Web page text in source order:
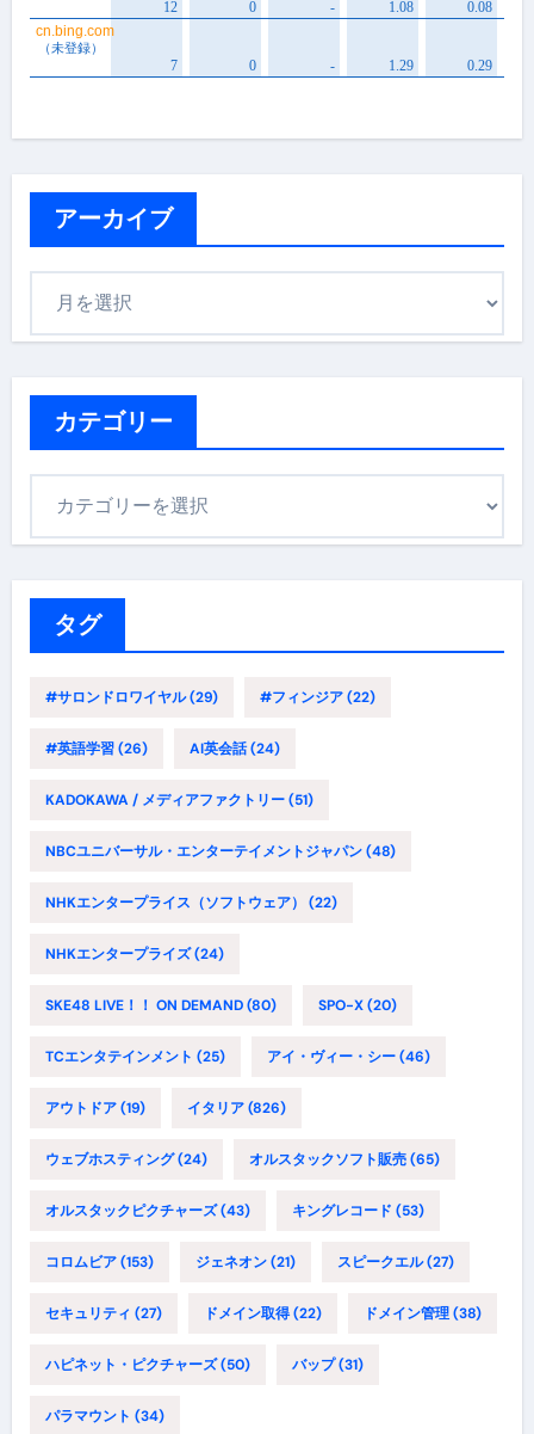
アーカイブ
カテゴリー
タグ
#サロンドロワイヤル(29) #フィンジア(22)
#英語学習(26) AI英会話(24)
KADOKAWA / メディアファクトリー(51)
NBCユニバーサル・エンターテイメントジャパン(48)
NHKエンタープライス（ソフトウェア） (22)
NHKエンタープライズ(24)
SKE48 LIVE！！ ON DEMAND(80) SPO-X(20)
TCエンタテインメント (25) アイ・ヴィー・シー(46)
アウトドア(19) イタリア(826)
ウェブホスティング(24) オルスタックソフト販売(65)
オルスタックピクチャーズ(43) キングレコード (53)
コロムビア(153) ジェネオン(21) スピークエル(27)
セキュリティ (27) ドメイン取得(22) ドメイン管理(38)
ハピネット・ピクチャーズ(50) バップ(31)
パラマウント (34)